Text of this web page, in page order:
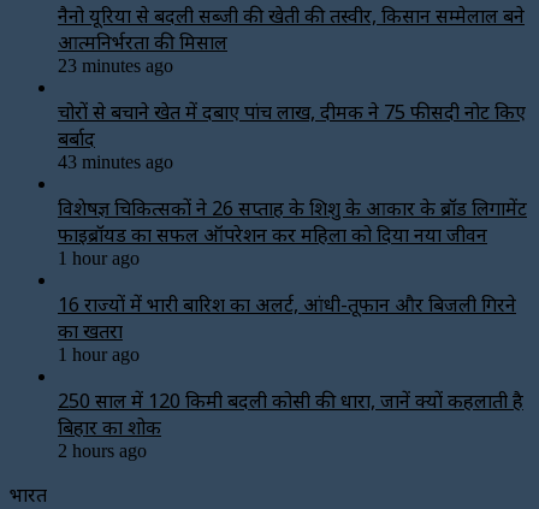
नैनो यूरिया से बदली सब्जी की खेती की तस्वीर, किसान सम्मेलाल बने
आत्मनिर्भरता की मिसाल
23 minutes ago
चोरों से बचाने खेत में दबाए पांच लाख, दीमक ने 75 फीसदी नोट किए
बर्बाद
43 minutes ago
विशेषज्ञ चिकित्सकों ने 26 सप्ताह के शिशु के आकार के ब्रॉड लिगामेंट
फाइब्रॉयड का सफल ऑपरेशन कर महिला को दिया नया जीवन
1 hour ago
16 राज्यों में भारी बारिश का अलर्ट, आंधी-तूफान और बिजली गिरने
का खतरा
1 hour ago
250 साल में 120 किमी बदली कोसी की धारा, जानें क्यों कहलाती है
बिहार का शोक
2 hours ago
भारत